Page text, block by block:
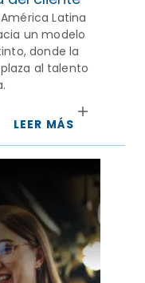
Latina
un modelo
donde la
al talento
LEER MÁS